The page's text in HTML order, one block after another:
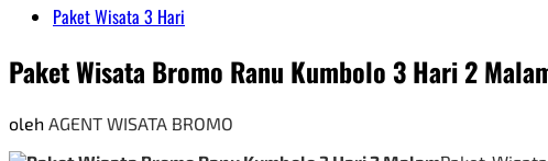
Paket Wisata 3 Hari
Paket Wisata Bromo Ranu Kumbolo 3 Hari 2
oleh AGENT WISATA BROMO